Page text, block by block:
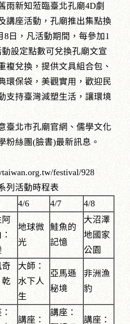
雨新知蒞臨臺北孔廟4D劇
講座活動，孔廟推出集點換
8日，凡活動期間，每參加1
設定點數可兌換孔廟文宣
複兌換，提供文具組合包、
環保袋，美觀實用，歡迎民
支持臺灣減塑生活，讓環境
臺北市孔廟官網、儒學文化
粉絲團(臉書)最新訊息。
festival/928
列活動時程表
4/6 4/7 4/8
阿
地球微
光
鮭魚的
記憶
大沼澤
地國家
公園
大師：
水下人
生
亞馬遜
秘境
非洲漁
豹
講座：
講座：
講座：